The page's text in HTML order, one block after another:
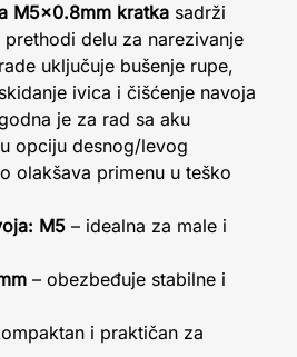
M5x0.8mm kratka sadrži
delu za narezivanje
uključuje bušenje rupe,
ivica i čišćenje navoja
je za rad sa aku
opciju desnog/levog
olakšava primenu u teško
M5 – idealna za male i
– obezbeđuje stabilne i
i praktičan za